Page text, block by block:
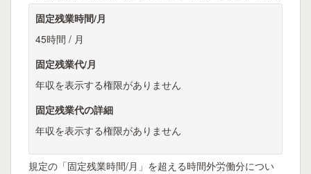
固定残業時間/月
45時間 / 月
固定残業代/月
年収を表示する権限がありません
固定残業代の詳細
年収を表示する権限がありません
規定の「固定残業時間/月」を超える時間外労働分につい